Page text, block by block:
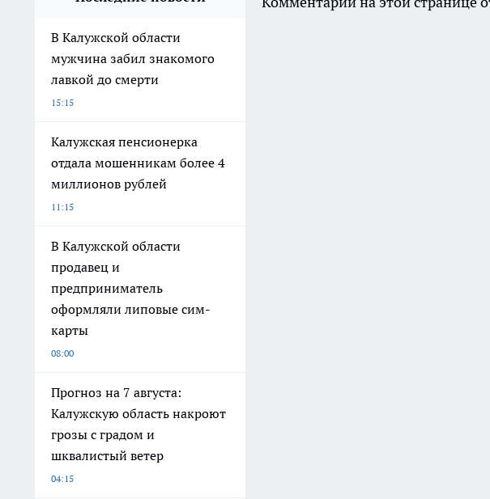
В Калужской области
мужчина забил знакомого
лавкой до смерти
15:15
Калужская пенсионерка
отдала мошенникам более 4
миллионов рублей
11:15
В Калужской области
продавец и
предприниматель
оформляли липовые сим-
карты
08:00
Прогноз на 7 августа:
Калужскую область накроют
грозы с градом и
шквалистый ветер
04:15